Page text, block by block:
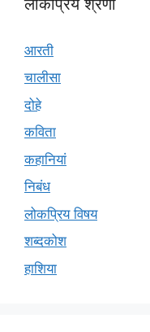
आरती
चालीसा
दोहे
कविता
कहानियां
निबंध
लोकप्रिय विषय
शब्दकोश
हाशिया